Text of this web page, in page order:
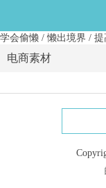
学会偷懒 / 懒出境界 / 提
电商素材